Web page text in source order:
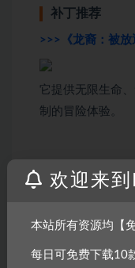
补丁推荐
>>>《龙裔：被
它提供无限生命
制的冒险体验。
欢迎来
本站所有资源均【
每日可免费下载10